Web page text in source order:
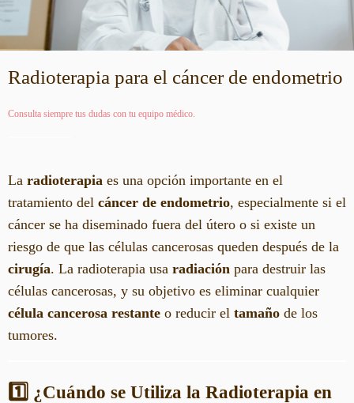
Radioterapia para el cáncer de endometrio
Consulta siempre tus dudas con tu equipo médico.
La radioterapia es una opción importante en el
tratamiento del cáncer de endometrio, especialmente si el
cáncer se ha diseminado fuera del útero o si existe un
riesgo de que las células cancerosas queden después de la
cirugía. La radioterapia usa radiación para destruir las
células cancerosas, y su objetivo es eliminar cualquier
célula cancerosa restante o reducir el tamaño de los
tumores.
1️⃣ ¿Cuándo se Utiliza la Radioterapia en